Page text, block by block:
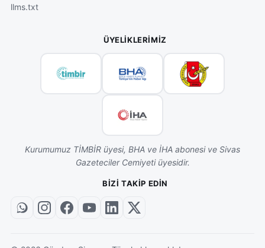
llms.txt
ÜYELIKLERIMIZ
Kurumumuz TİMBİR üyesi, BHA ve İHA abonesi ve Sivas
Gazeteciler Cemiyeti üyesidir.
BIZI TAKIP EDIN